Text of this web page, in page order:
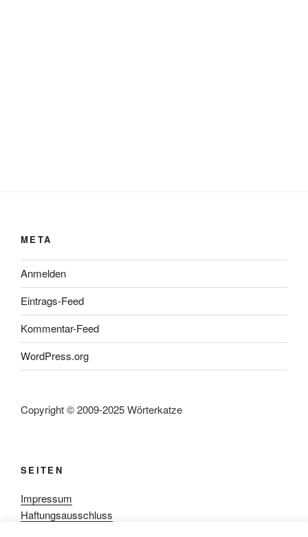
META
Anmelden
Eintrags-Feed
Kommentar-Feed
WordPress.org
Copyright © 2009-2025 Wörterkatze
SEITEN
Impressum
Haftungsausschluss